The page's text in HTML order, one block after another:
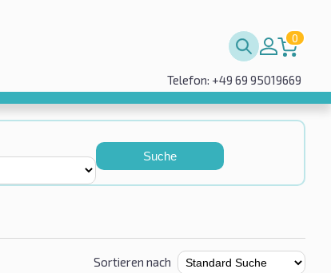
0
Telefon: +49 69 95019669
Suche
Sortieren nach